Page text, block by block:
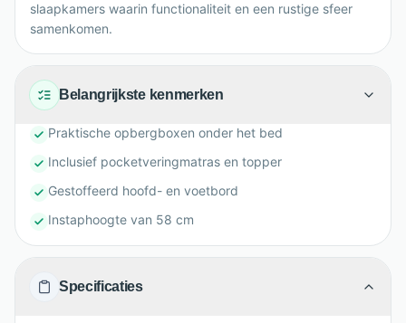
slaapkamers waarin functionaliteit en een rustige sfeer
samenkomen.
Belangrijkste kenmerken
Praktische opbergboxen onder het bed
Inclusief pocketveringmatras en topper
Gestoffeerd hoofd- en voetbord
Instaphoogte van 58 cm
Specificaties